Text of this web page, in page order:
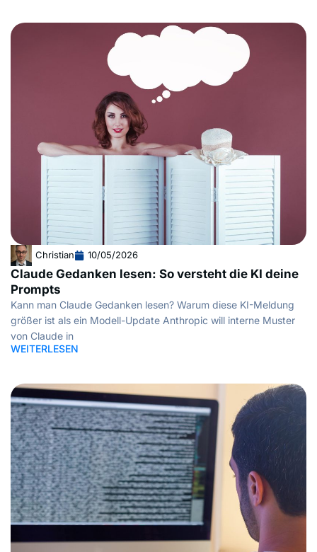
Christian 10/05/2026
Claude Gedanken lesen: So versteht die KI deine
Prompts
Kann man Claude Gedanken lesen? Warum diese KI-Meldung
größer ist als ein Modell-Update Anthropic will interne Muster
von Claude in
WEITERLESEN